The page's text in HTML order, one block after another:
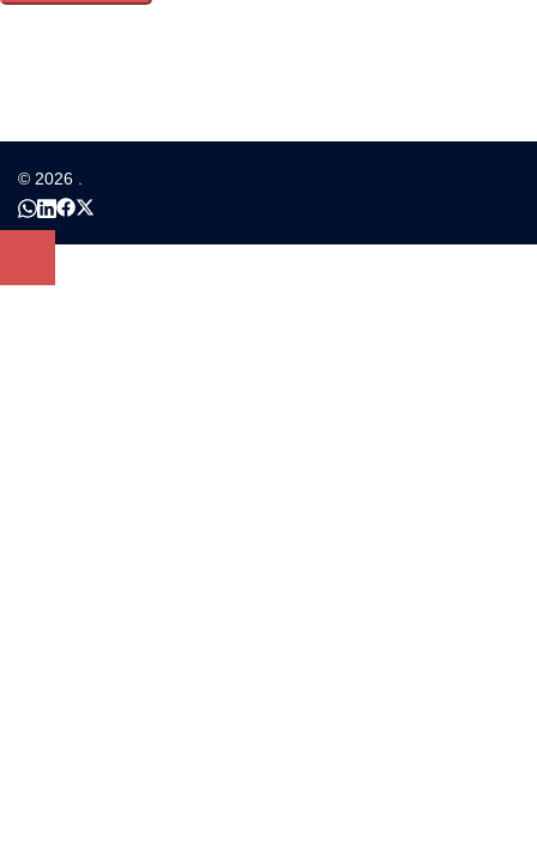
© 2026 .
https://wa.me/95138829
https://www.linkedin.com/company/cabinetlenvol
https://web.facebook.com/cabinetlenvol
https://twitter.com/lEnvolBj